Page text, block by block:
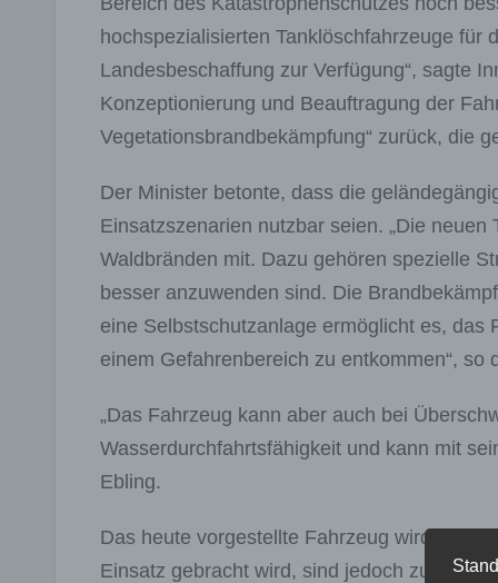
hochspezialisierten Tanklöschfahrzeuge für
Landesbeschaffung zur Verfügung“, sagte
Konzeptionierung und Beauftragung der
Vegetationsbrandbekämpfung“ zurück, die
Der Minister betonte, dass die
Einsatzszenarien nutzbar seien. „Die
Waldbränden mit. Dazu gehören spezielle
besser anzuwenden sind. Die
eine Selbstschutzanlage ermöglicht es, das
einem Gefahrenbereich zu entkommen“, so
„Das Fahrzeug kann aber auch bei
Wasserdurchfahrtsfähigkeit und kann mit
Ebling.
Das heute vorgestellte Fahrzeug wird im
Einsatz gebracht wird, sind jedoch zunächst